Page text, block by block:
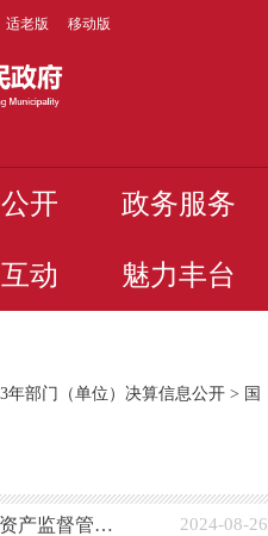
适老版 移动版
开 政务服务
动 魅力丰台
年部门（单位）决算信息公开 > 国
北京市丰台区人民政府国有资产监督管理委员会2023年度部门决算 2024-08-26